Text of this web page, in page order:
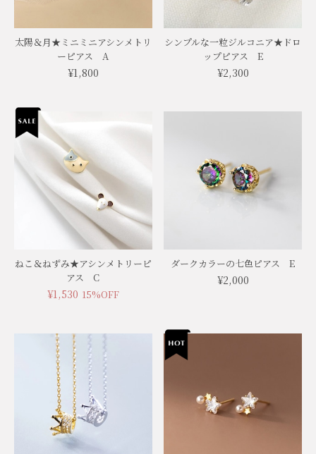
太陽＆月★ミニミニアシンメトリ
ーピアス A
¥1,800
シンプルな一粒ジルコニア★ドロ
ップピアス E
¥2,300
ねこ＆ねずみ★アシンメトリーピ
アス C
¥1,530 15%OFF
ダークカラーの七色ピアス E
¥2,000